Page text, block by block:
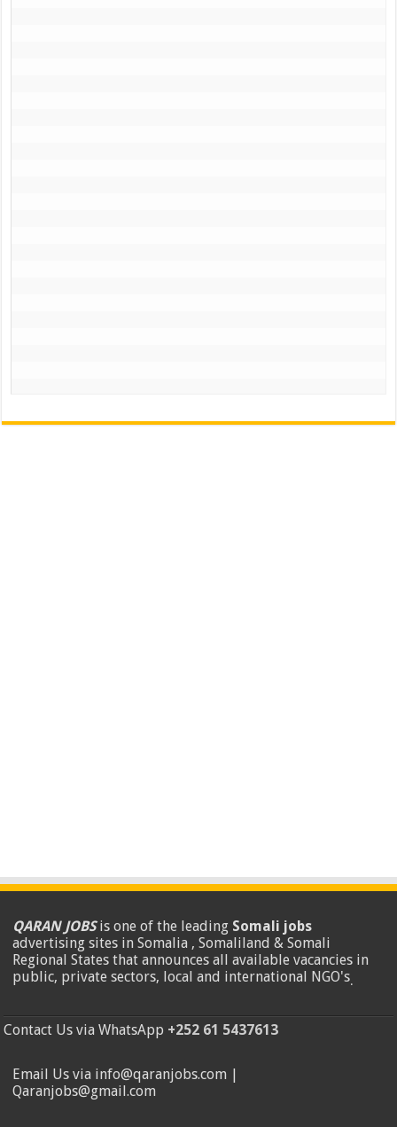
QARAN JOBSis one of the leading Somali jobs
advertising sites in Somalia , Somaliland & Somali
Regional States that announces all available vacancies in
public, private sectors, local and international NGO's.
Contact Us via WhatsApp +252 61 5437613
Email Us via info@qaranjobs.com |
Qaranjobs@gmail.com